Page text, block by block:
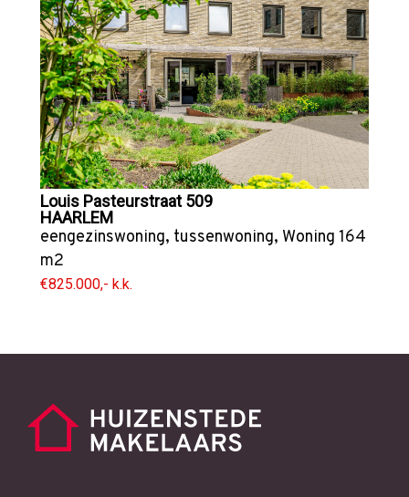
Louis Pasteurstraat 509
HAARLEM
eengezinswoning, tussenwoning, Woning 164
m2
€825.000,- k.k.